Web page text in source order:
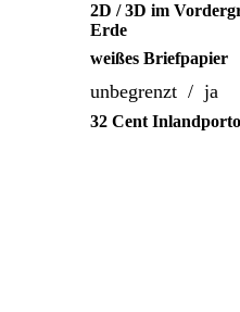
2D / 3D im
Erde
weißes Briefpapier
unbegrenzt / ja
32 Cent Inlandporto